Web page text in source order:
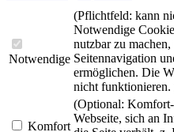
Notwendige
(Pflichtfeld: kann
Notwendige
nutzbar zu
Seitennavigation
ermöglichen. Die
nicht funktionieren.
Komfort
(Optional:
Webseite, sich an